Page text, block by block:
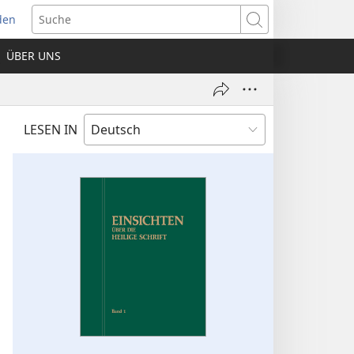
Suche
ÜBER UNS
LESEN IN